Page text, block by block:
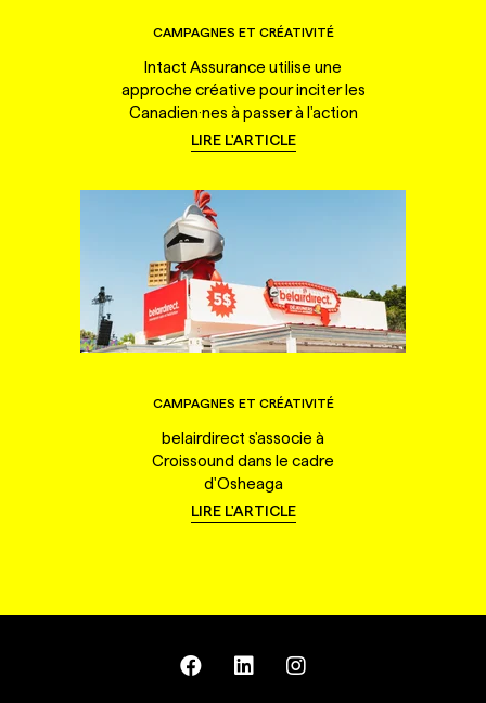
CAMPAGNES ET CRÉATIVITÉ
Intact Assurance utilise une
approche créative pour inciter les
Canadien·nes à passer à l'action
LIRE L'ARTICLE
CAMPAGNES ET CRÉATIVITÉ
belairdirect s'associe à
Croissound dans le cadre
d'Osheaga
LIRE L'ARTICLE